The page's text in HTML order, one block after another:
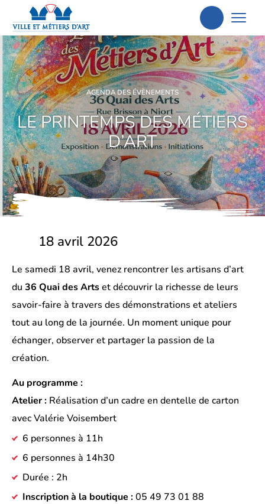
Aller
à
la
recherche
AGENDA DES ÉVÈNEMENTS
LE PRINTEMPS DES MÉTIERS
D’ART
18 avril 2026
Le samedi 18 avril, venez rencontrer les artisans d’art
du 36 Quai des Artset découvrir la richesse de leurs
savoir-faire à travers des démonstrations et ateliers
tout au long de la journée. Un moment unique pour
échanger, observer et partager la passion de la
création.
Au programme :
Atelier : Réalisation d’un cadre en dentelle de carton
avec Valérie Voisembert
6 personnes à 11h
6 personnes à 14h30
Durée : 2h
Inscription à la boutique :05 49 73 01 88